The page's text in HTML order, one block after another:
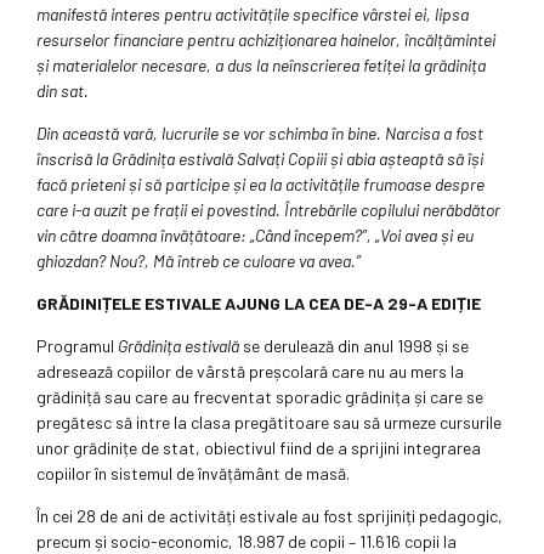
manifestă interes pentru activitățile specifice vârstei ei, lipsa
resurselor financiare pentru achiziționarea hainelor, încălțămintei
și materialelor necesare, a dus la neînscrierea fetiței la grădinița
din sat.
Din această vară, lucrurile se vor schimba în bine. Narcisa a fost
înscrisă la Grădinița estivală Salvați Copiii și abia așteaptă să își
facă prieteni și să participe și ea la activitățile frumoase despre
care i-a auzit pe frații ei povestind. Întrebările copilului nerăbdător
vin către doamna învățătoare: „Când începem?”, „Voi avea și eu
ghiozdan? Nou?, Mă întreb ce culoare va avea.”
GRĂDINIȚELE ESTIVALE AJUNG LA CEA DE-A 29-A EDIȚIE
Programul Grădinița estivală se derulează din anul 1998 și se
adresează copiilor de vârstă preșcolară care nu au mers la
grădiniță sau care au frecventat sporadic grădinița și care se
pregătesc să intre la clasa pregătitoare sau să urmeze cursurile
unor grădinițe de stat, obiectivul fiind de a sprijini integrarea
copiilor în sistemul de învățământ de masă.
În cei 28 de ani de activități estivale au fost sprijiniți pedagogic,
precum și socio-economic, 18.987 de copii – 11.616 copii la